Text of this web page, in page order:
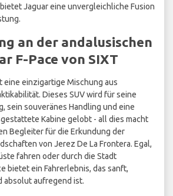
Jaguar eine unvergleichliche Fusion
an der andalusischen
F-Pace von SIXT
eine einzigartige Mischung aus
Dieses SUV wird für seine
sein souveränes Handling und eine
Kabine gelobt - all dies macht
Begleiter für die Erkundung der
von Jerez De La Frontera. Egal,
fahren oder durch die Stadt
bietet ein Fahrerlebnis, das sanft,
absolut aufregend ist.